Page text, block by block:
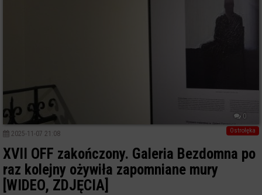
0
Ostrołęka
2025-11-07 21:08
XVII OFF zakończony. Galeria Bezdomna po
raz kolejny ożywiła zapomniane mury
[WIDEO, ZDJĘCIA]